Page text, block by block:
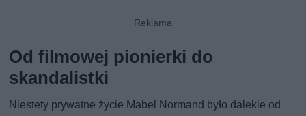
Od filmowej pionierki do
skandalistki
Niestety prywatne życie Mabel Normand było dalekie od